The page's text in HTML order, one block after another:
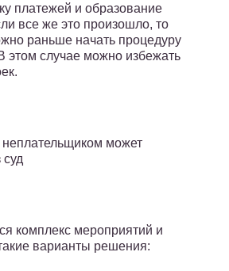
платежей и образование
все же это произошло, то
раньше начать процедуру
этом случае можно избежать
неплательщиком может
комплекс мероприятий и
варианты решения: